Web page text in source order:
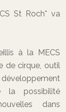
St Roch* va
à la MECS
de cirque, outil
la possibilité
dans